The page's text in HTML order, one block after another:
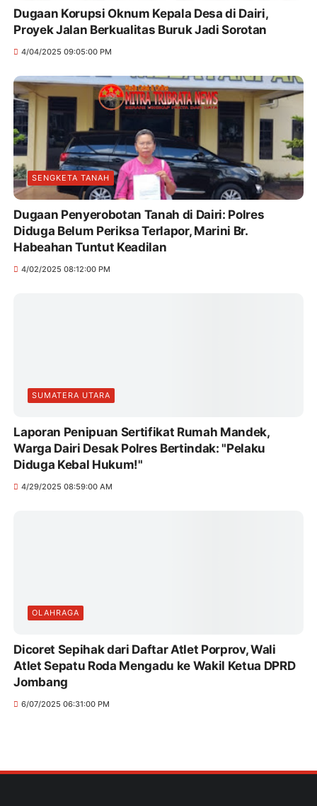
Dugaan Korupsi Oknum Kepala Desa di Dairi,
Proyek Jalan Berkualitas Buruk Jadi Sorotan
4/04/2025 09:05:00 PM
SENGKETA TANAH
Dugaan Penyerobotan Tanah di Dairi: Polres
Diduga Belum Periksa Terlapor, Marini Br.
Habeahan Tuntut Keadilan
4/02/2025 08:12:00 PM
SUMATERA UTARA
Laporan Penipuan Sertifikat Rumah Mandek,
Warga Dairi Desak Polres Bertindak: "Pelaku
Diduga Kebal Hukum!"
4/29/2025 08:59:00 AM
OLAHRAGA
Dicoret Sepihak dari Daftar Atlet Porprov, Wali
Atlet Sepatu Roda Mengadu ke Wakil Ketua DPRD
Jombang
6/07/2025 06:31:00 PM